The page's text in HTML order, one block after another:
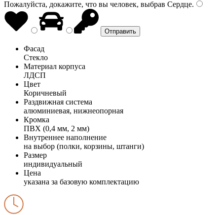
Пожалуйста, докажите, что вы человек, выбрав Сердце.
Фасад
Стекло
Материал корпуса
ЛДСП
Цвет
Коричневый
Раздвижная система
алюминиевая, нижнеопорная
Кромка
ПВХ (0,4 мм, 2 мм)
Внутреннее наполнение
на выбор (полки, корзины, штанги)
Размер
индивидуальный
Цена
указана за базовую комплектацию